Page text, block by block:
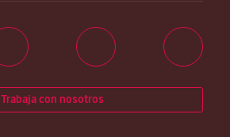
Trabaja con nosotros